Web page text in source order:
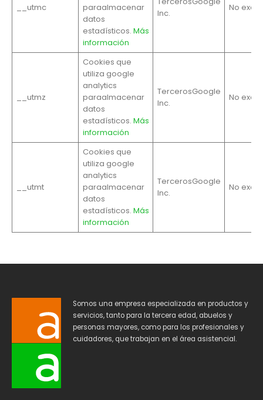
__utmc
paraalmacenar
datos
estadísticos. Más
información
Inc.
No
__utmz
Cookies que
utiliza google
analytics
paraalmacenar
datos
estadísticos. Más
información
TercerosGoogle
Inc.
No
__utmt
Cookies que
utiliza google
analytics
paraalmacenar
datos
estadísticos. Más
información
TercerosGoogle
Inc.
No
Somos una empresa especializada en productos y
servicios, tanto para la tercera edad, abuelos y
personas mayores, como para los profesionales y
cuidadores, que trabajan en el área asistencial.